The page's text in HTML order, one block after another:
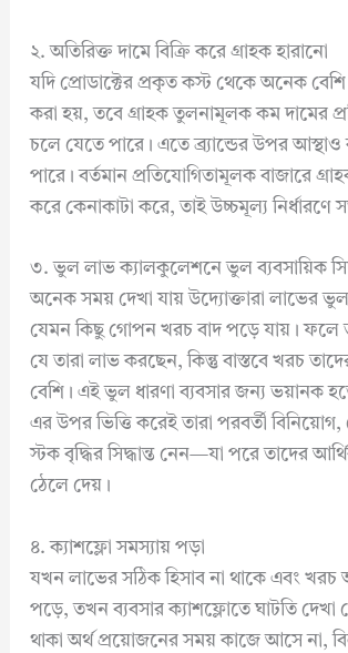
২. অতিরিক্ত দামে বিক্রি করে গ্রাহক হারানো
যদি প্রোডাক্টের প্রকৃত কস্ট থেকে অনেক বেশি
করা হয়, তবে গ্রাহক তুলনামূলক কম দামের
চলে যেতে পারে। এতে ব্র্যান্ডের উপর
পারে। বর্তমান প্রতিযোগিতামূলক বাজারে
করে কেনাকাটা করে, তাই উচ্চমূল্য নির্ধারণে
৩. ভুল লাভ ক্যালকুলেশনে ভুল ব্যবসায়িক
অনেক সময় দেখা যায় উদ্যোক্তারা লাভের
যেমন কিছু গোপন খরচ বাদ পড়ে যায়। ফলে
যে তারা লাভ করছেন, কিন্তু বাস্তবে খরচ
বেশি। এই ভুল ধারণা ব্যবসার জন্য ভয়ানক
এর উপর ভিত্তি করেই তারা পরবর্তী
স্টক বৃদ্ধির সিদ্ধান্ত নেন—যা পরে তাদের
ঠেলে দেয়।
৪. ক্যাশফ্লো সমস্যায় পড়া
যখন লাভের সঠিক হিসাব না থাকে এবং খরচ
পড়ে, তখন ব্যবসার ক্যাশফ্লোতে ঘাটতি দেখা
থাকা অর্থ প্রয়োজনের সময় কাজে আসে না,